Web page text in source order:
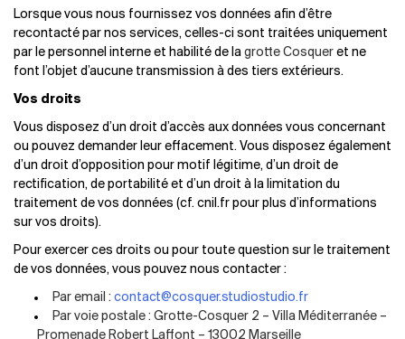
Lorsque vous nous fournissez vos données afin d’être
recontacté par nos services, celles-ci sont traitées uniquement
par le personnel interne et habilité de la grotte Cosquer et ne
font l’objet d’aucune transmission à des tiers extérieurs.
Vos droits
Vous disposez d’un droit d’accès aux données vous concernant
ou pouvez demander leur effacement. Vous disposez également
d’un droit d’opposition pour motif légitime, d’un droit de
rectification, de portabilité et d’un droit à la limitation du
traitement de vos données (cf. cnil.fr pour plus d’informations
sur vos droits).
Pour exercer ces droits ou pour toute question sur le traitement
de vos données, vous pouvez nous contacter :
Par email : contact@cosquer.studiostudio.fr
Par voie postale : Grotte-Cosquer 2 – Villa Méditerranée –
Promenade Robert Laffont – 13002 Marseille